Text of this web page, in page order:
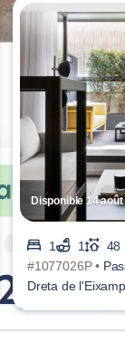
Disponible 14
1 1
48
#1077026P •
Dreta de